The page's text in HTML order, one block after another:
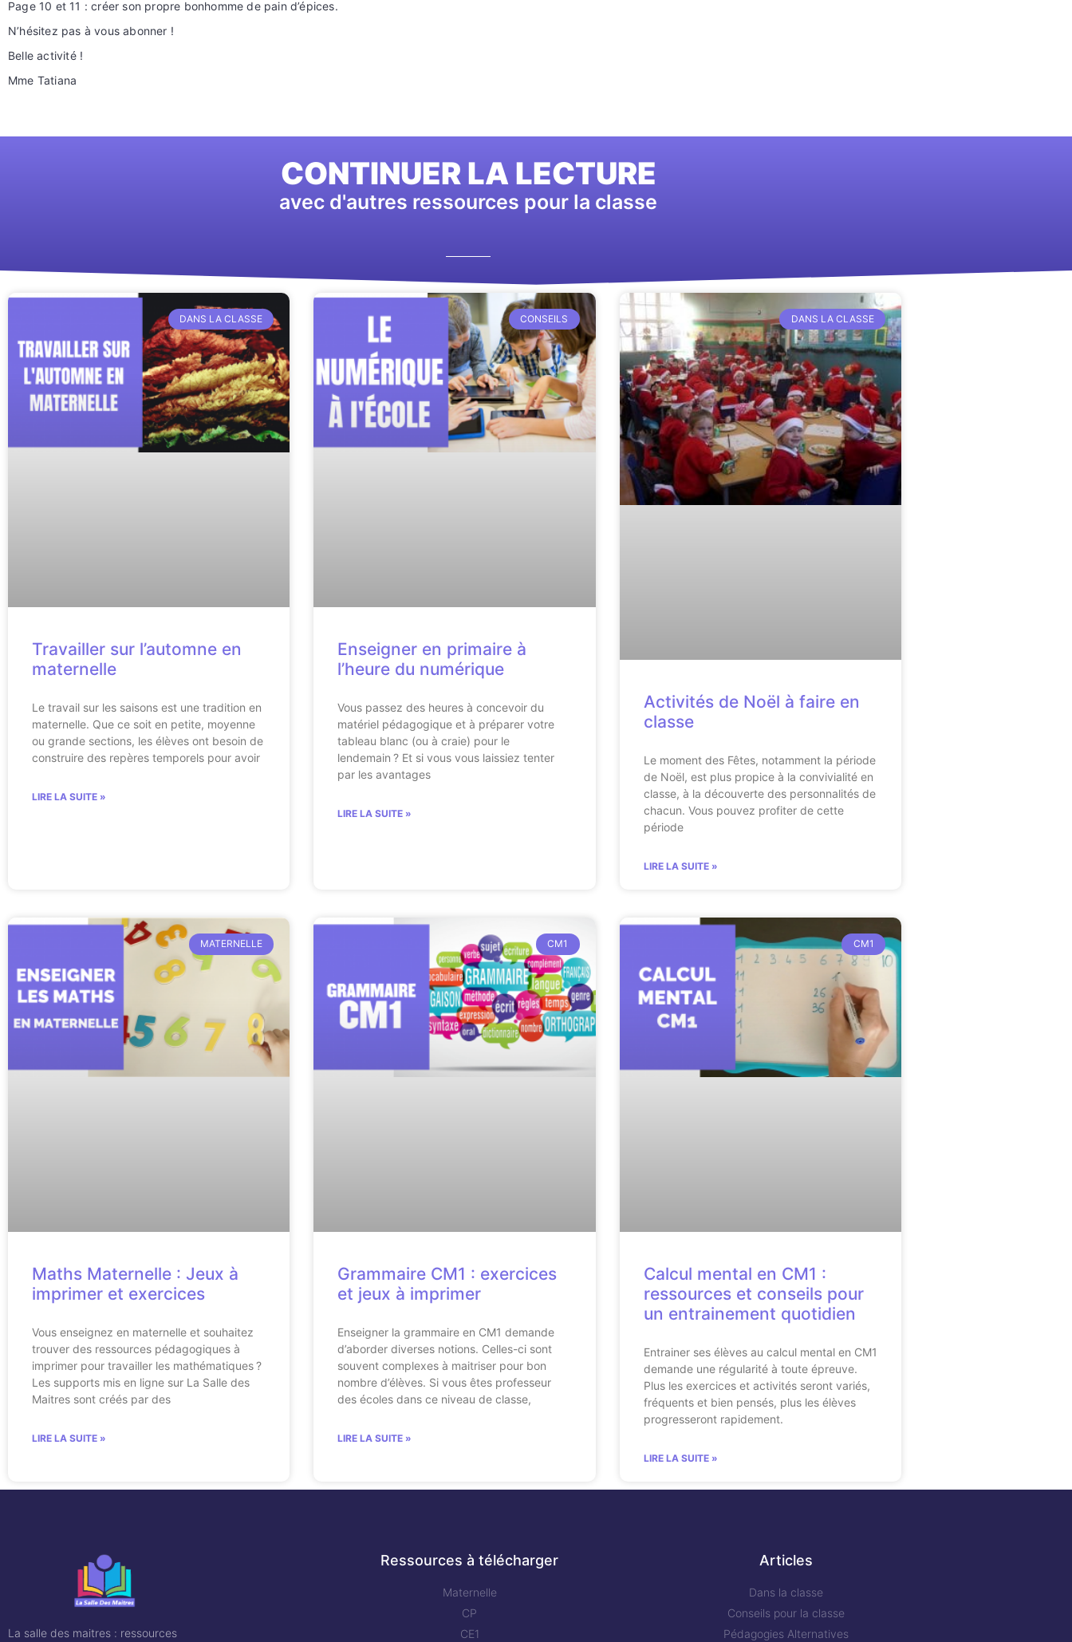
Page 10 et 11 : créer son propre bonhomme de pain d’épices.
N’hésitez pas à vous abonner !
Belle activité !
Mme Tatiana
CONTINUER LA LECTURE
avec d'autres ressources pour la classe
DANS LA CLASSE
Travailler sur l’automne en
maternelle
Le travail sur les saisons est une tradition en
maternelle. Que ce soit en petite, moyenne
ou grande sections, les élèves ont besoin de
construire des repères temporels pour avoir
LIRE LA SUITE »
CONSEILS
Enseigner en primaire à
l’heure du numérique
Vous passez des heures à concevoir du
matériel pédagogique et à préparer votre
tableau blanc (ou à craie) pour le
lendemain ? Et si vous vous laissiez tenter
par les avantages
LIRE LA SUITE »
DANS LA CLASSE
Activités de Noël à faire en
classe
Le moment des Fêtes, notamment la période
de Noël, est plus propice à la convivialité en
classe, à la découverte des personnalités de
chacun. Vous pouvez profiter de cette
période
LIRE LA SUITE »
MATERNELLE
Maths Maternelle : Jeux à
imprimer et exercices
Vous enseignez en maternelle et souhaitez
trouver des ressources pédagogiques à
imprimer pour travailler les mathématiques ?
Les supports mis en ligne sur La Salle des
Maitres sont créés par des
LIRE LA SUITE »
CM1
Grammaire CM1 : exercices
et jeux à imprimer
Enseigner la grammaire en CM1 demande
d’aborder diverses notions. Celles-ci sont
souvent complexes à maitriser pour bon
nombre d’élèves. Si vous êtes professeur
des écoles dans ce niveau de classe,
LIRE LA SUITE »
CM1
Calcul mental en CM1 :
ressources et conseils pour
un entrainement quotidien
Entrainer ses élèves au calcul mental en CM1
demande une régularité à toute épreuve.
Plus les exercices et activités seront variés,
fréquents et bien pensés, plus les élèves
progresseront rapidement.
LIRE LA SUITE »
La salle des maitres : ressources
Ressources à télécharger
Maternelle
CP
CE1
Articles
Dans la classe
Conseils pour la classe
Pédagogies Alternatives